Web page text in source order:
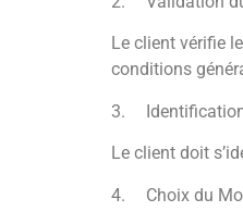
Le client vérifie
conditions
3.
Le client doit
4. Choix du